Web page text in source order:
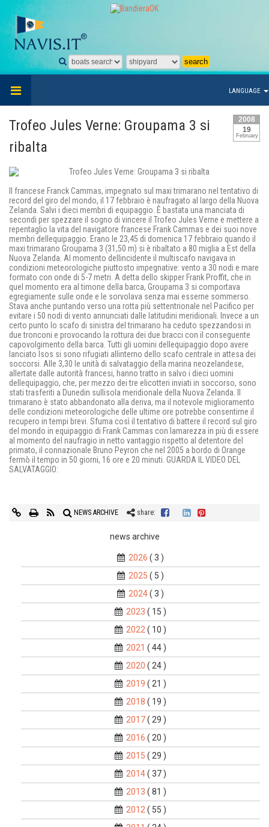
LANGUAGE
2008
19
February
Trofeo Jules Verne: Groupama 3 si
ribalta
Il francese Franck Cammas, impegnato sul maxi trimarano nel tentativo di
record del giro del mondo, il 17 febbraio è naufragato al largo della Nuova
Zelanda. Salvi i dieci membri di equipaggio. È bastata una manciata di
secondi per spezzare il sogno di vincere il Trofeo Jules Verne e mettere a
repentaglio la vita del navigatore francese Frank Cammas e dei suoi nove
membri dellequipaggio. Erano le 23,45 di domenica 17 febbraio quando il
maxi trimarano Groupama 3 (31,50 m) si è ribaltato a 80 miglia a Est della
Nuova Zelanda. Al momento dellincidente il multiscafo navigava in
condizioni meteorologiche piuttosto impegnative: vento a 30 nodi e mare
formato con onde di 5-7 metri. A detta dello skipper Frank Proffit, che in
quel momento era al timone della barca, Groupama 3 si comportava
egregiamente sulle onde e le sorvolava senza mai esserne sommerso.
Stava anche puntando verso una rotta più settentrionale nel Pacifico per
evitare i 50 nodi di vento annunciati dalle latitudini meridionali. Invece a un
certo punto lo scafo di sinistra del trimarano ha ceduto spezzandosi in
due tronconi e provocando la rottura dei due bracci con il conseguente
capovolgimento della barca. Tutti gli uomini dellequipaggio dopo avere
lanciato lsos si sono rifugiati allinterno dello scafo centrale in attesa dei
soccorsi. Alle 3,30 le unità di salvataggio della marina neozelandese,
allertate dalle autorità francesi, hanno tratto in salvo i dieci uomini
dellequipaggio, che, per mezzo dei tre elicotteri inviati in soccorso, sono
stati trasferiti a Dunedin sullisola meridionale della Nuova Zelanda. Il
trimarano è stato abbandonato alla deriva, ma il notevole miglioramento
delle condizioni meteorologiche delle ultime ore potrebbe consentirne il
recupero in tempi brevi. Sfuma così il tentativo di battere il record sul giro
del mondo in equipaggio di Frank Cammas con lamarezza in più di essere
al momento del naufragio in netto vantaggio rispetto al detentore del
primato, il connazionale Bruno Peyron che nel 2005 a bordo di Orange
fermò il tempo in 50 giorni, 16 ore e 20 minuti. GUARDA IL VIDEO DEL
SALVATAGGIO:
NEWS ARCHIVE share:
news archive
2026 ( 3 )
2025 ( 5 )
2024( 3 )
2023 ( 15 )
2022 ( 10 )
2021 ( 44 )
2020 ( 24 )
2019 ( 21 )
2018 ( 19 )
2017( 29 )
2016 ( 20 )
2015 ( 29 )
2014( 37 )
2013 ( 81 )
2012 ( 55 )